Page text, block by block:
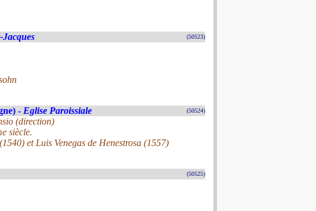
Jacques (50523)
- Eglise Paroissiale (50524)
(direction)
siècle.
et Luis Venegas de Henestrosa (1557)
(50525)